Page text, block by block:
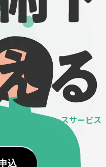
の データベースサービス
込